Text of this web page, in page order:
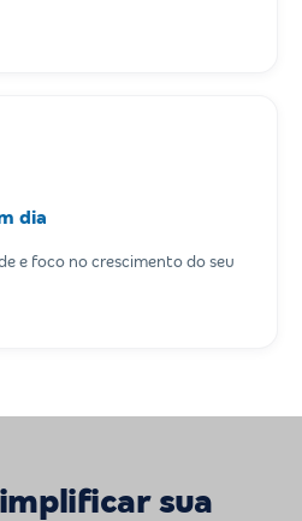
dia
e foco no crescimento do seu
sua